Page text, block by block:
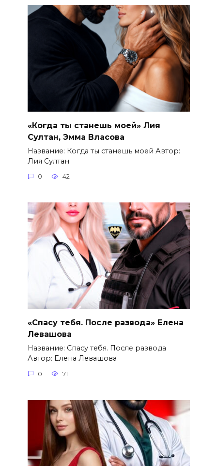
«Когда ты станешь моей» Лия
Султан, Эмма Власова
Название: Когда ты станешь моей Автор:
Лия Султан
0 42
«Спасу тебя. После развода» Елена
Левашова
Название: Спасу тебя. После развода
Автор: Елена Левашова
0 71